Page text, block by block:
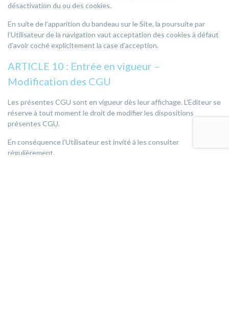
désactivation du ou des cookies.
En suite de l’apparition du bandeau sur le Site, la poursuite par
l’Utilisateur de la navigation vaut acceptation des cookies à défaut
d’avoir coché explicitement la case d’acception.
ARTICLE 10 : Entrée en vigueur –
Modification des CGU
Les présentes CGU sont en vigueur dès leur affichage. L’Editeur se
réserve à tout moment le droit de modifier les dispositions
présentes CGU.
En conséquence l’Utilisateur est invité à les consulter
régulièrement.